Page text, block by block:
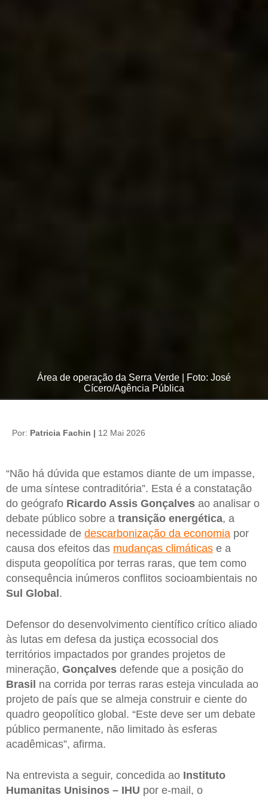
Área de operação da Serra Verde | Foto: José
Cícero/Agência Pública
Por: Patricia Fachin | 12 Mai 2026
“Não há dúvida que estamos diante de um impasse,
de uma síntese contraditória”. Esta é a constatação
do geógrafo Ricardo Assis Gonçalves ao analisar o
debate público sobre a transição energética, a
necessidade de descarbonização da economia por
causa dos efeitos das mudanças climáticas e a
disputa geopolítica por terras raras, que tem como
consequência inúmeros conflitos socioambientais no
Sul Global .
Defensor do desenvolvimento científico crítico aliado
às lutas em defesa da justiça ecossocial dos
territórios impactados por grandes projetos de
mineração, Gonçalves defende que a posição do
Brasil na corrida por terras raras esteja vinculada ao
projeto de país que se almeja construir e ciente do
quadro geopolítico global. “Este deve ser um debate
público permanente, não limitado às esferas
acadêmicas”, afirma.
Na entrevista a seguir, concedida ao Instituto
Humanitas Unisinos – IHU por e-mail, o